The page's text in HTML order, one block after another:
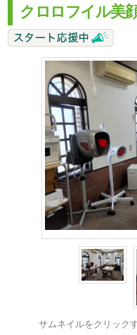
クロロフイル美
サムネイルをクリック